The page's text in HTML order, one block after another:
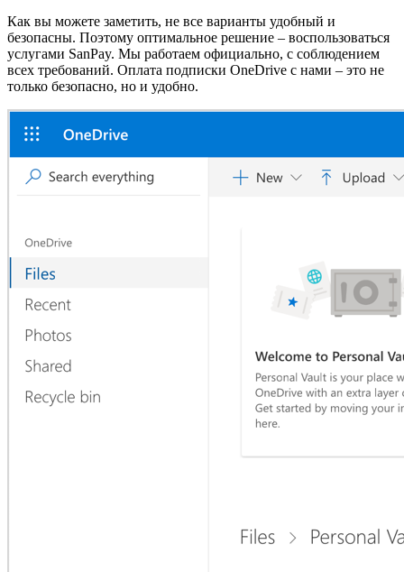
Как вы можете заметить, не все варианты удобный и
безопасны. Поэтому оптимальное решение – воспользоваться
услугами SanPay. Мы работаем официально, с соблюдением
всех требований. Оплата подписки OneDrive с нами – это не
только безопасно, но и удобно.